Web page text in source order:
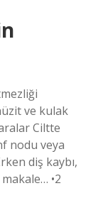
ve kulak
Ciltte
nodu veya
diş kaybı,
•2